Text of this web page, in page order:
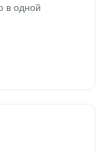
в одной